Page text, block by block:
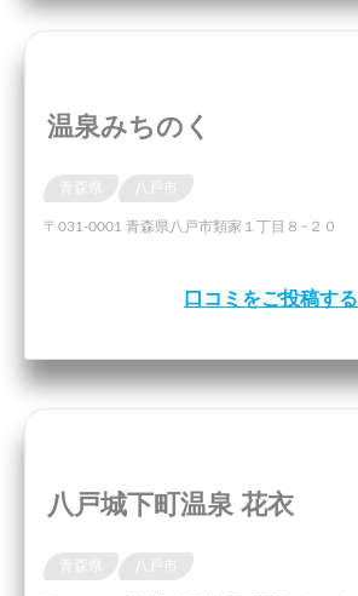
温泉みちのく
青森県
〒031-0001 青森県八戸市類家１丁目８−２０
口コミをご投稿する
八戸城下町温泉 花衣
青森県